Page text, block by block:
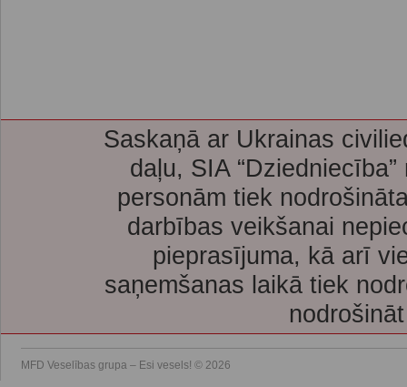
Saskaņā ar Ukrainas
daļu, SIA
personām tiek
darbības veikšanai
pieprasījuma, kā arī
saņemšanas laikā tiek
MFD Veselības grupa – Esi vesels! © 2026